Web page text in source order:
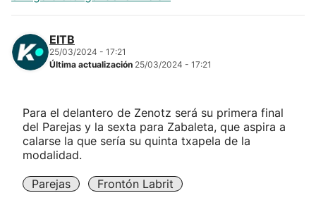
"Helmuga"
EITB
25/03/2024 - 17:21
Última actualización 25/03/2024 - 17:21
Para el delantero de Zenotz será su primera final
del Parejas y la sexta para Zabaleta, que aspira a
calarse la que sería su quinta txapela de la
modalidad.
Parejas
Frontón Labrit